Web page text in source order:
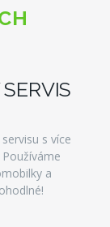
s více
Používáme
a